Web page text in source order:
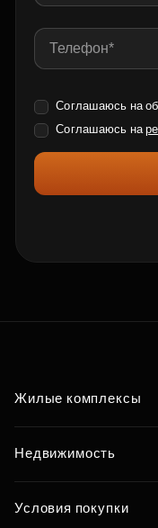
Соглашаюсь на
Соглашаюсь на
Жилые комплексы
Недвижимость
Условия покупки